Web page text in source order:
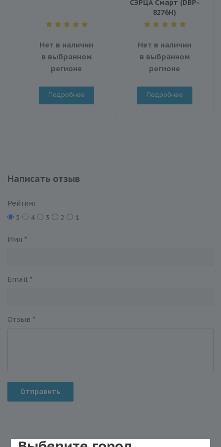
Нет в наличии
в выбранном
регионе
Подробнее
СЭРЦА Смарт (DBP-
8276H)
Нет в наличии
в выбранном
регионе
Подробнее
Написать отзыв
Рейтинг
5
4 3 2 1
Имя *
Email *
Отзыв *
Отправить